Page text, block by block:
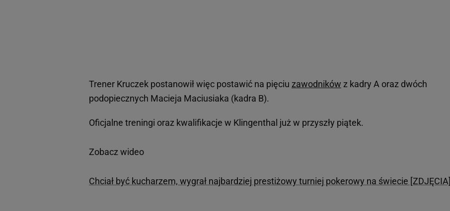
Trener Kruczek postanowił więc postawić na pięciu zawodników z kadry A oraz dwóch
podopiecznych Macieja Maciusiaka (kadra B).
Oficjalne treningi oraz kwalifikacje w Klingenthal już w przyszły piątek.
Zobacz wideo
Chciał być kucharzem, wygrał najbardziej prestiżowy turniej pokerowy na świecie [ZDJĘCIA]